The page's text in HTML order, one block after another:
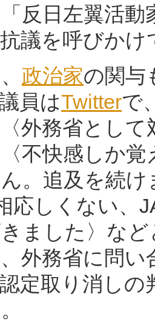
「反日左翼活動
議を呼びかけ
政治家の関与
員はTwitterで
外務省とし
不快感しか
。追及を続
応しくない、
ました〉な
外務省に問
認定取り消し